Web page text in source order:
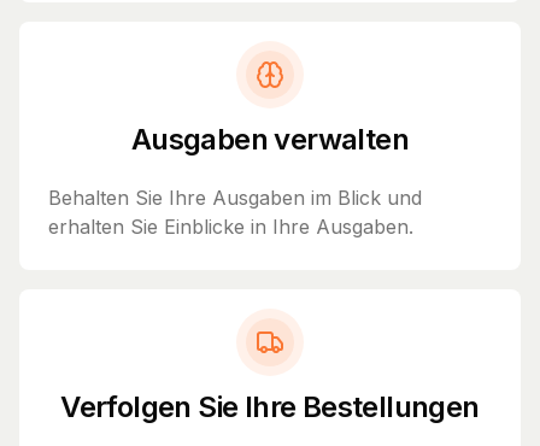
Ausgaben verwalten
Behalten Sie Ihre Ausgaben im Blick und
erhalten Sie Einblicke in Ihre Ausgaben.
Verfolgen Sie Ihre Bestellungen